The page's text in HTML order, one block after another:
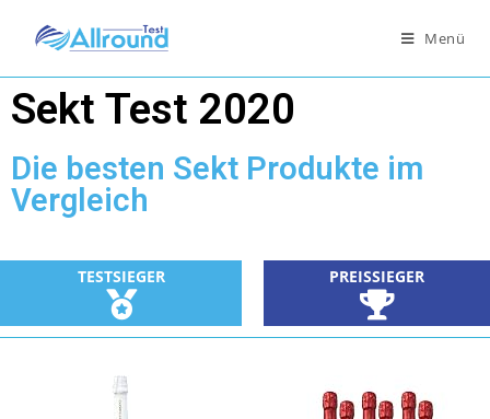
Menü
Sekt Test 2020
Die besten Sekt Produkte im
Vergleich
TESTSIEGER PREISSIEGER